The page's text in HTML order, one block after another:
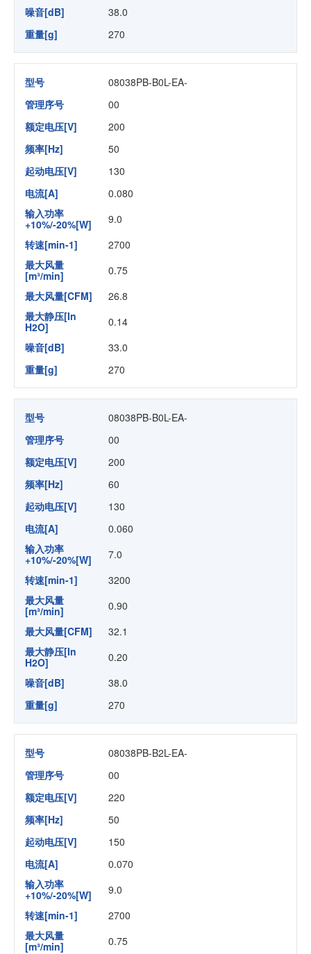
噪音[dB]
38.0
重量[g]
270
型号
08038PB-B0L-EA-
管理序号
00
额定电压[V]
200
频率[Hz]
50
起动电压[V]
130
电流[A]
0.080
输入功率
+10%/-20%[W]
9.0
转速[min-1]
2700
最大风量
[m³/min]
0.75
最大风量[CFM]
26.8
最大静压[In
H2O]
0.14
噪音[dB]
33.0
重量[g]
270
型号
08038PB-B0L-EA-
管理序号
00
额定电压[V]
200
频率[Hz]
60
起动电压[V]
130
电流[A]
0.060
输入功率
+10%/-20%[W]
7.0
转速[min-1]
3200
最大风量
[m³/min]
0.90
最大风量[CFM]
32.1
最大静压[In
H2O]
0.20
噪音[dB]
38.0
重量[g]
270
型号
08038PB-B2L-EA-
管理序号
00
额定电压[V]
220
频率[Hz]
50
起动电压[V]
150
电流[A]
0.070
输入功率
+10%/-20%[W]
9.0
转速[min-1]
2700
最大风量
[m³/min]
0.75